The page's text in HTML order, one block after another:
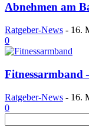
Abnehmen am
Ratgeber-News - 16.
0
Fitnessarmband
Ratgeber-News - 16.
0